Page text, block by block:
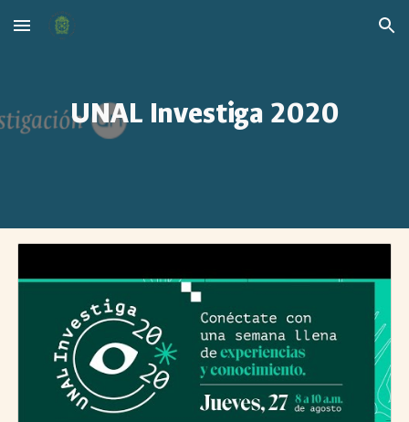
Skip to main content Skip to navigation
UNAL Investiga 2020